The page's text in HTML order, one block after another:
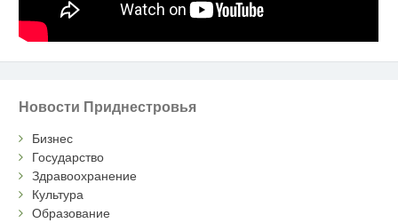
Новости Приднестровья
Бизнес
Государство
Здравоохранение
Культура
Образование